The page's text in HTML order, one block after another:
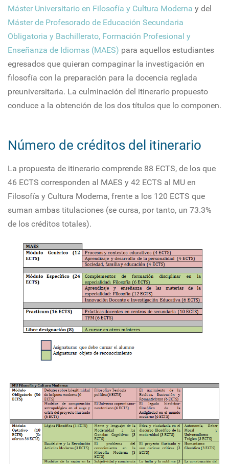
Máster Universitario en Filosofía y Cultura Moderna y del
Máster de Profesorado de Educación Secundaria
Obligatoria y Bachillerato, Formación Profesional y
Enseñanza de Idiomas (MAES) para aquellos estudiantes
egresados que quieran compaginar la investigación en
filosofía con la preparación para la docencia reglada
preuniversitaria. La culminación del itinerario propuesto
conduce a la obtención de los dos títulos que lo componen.
Número de créditos del itinerario
La propuesta de itinerario comprende 88 ECTS, de los que
46 ECTS corresponden al MAES y 42 ECTS al MU en
Filosofía y Cultura Moderna, frente a los 120 ECTS que
suman ambas titulaciones (se cursa, por tanto, un 73.3%
de los créditos totales).